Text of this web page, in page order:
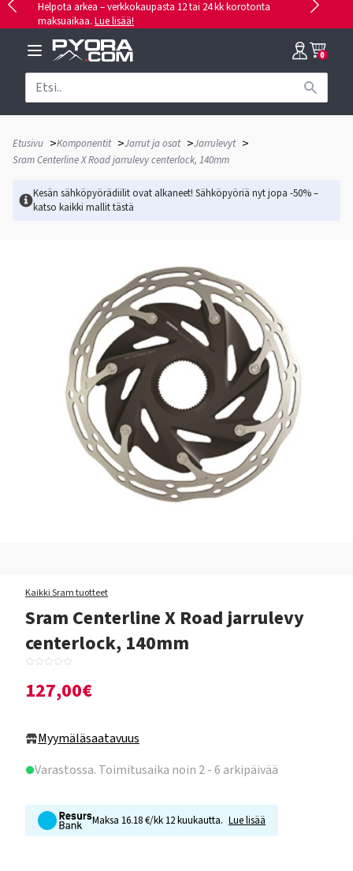
Helpota arkea – verkkokaupasta 12 tai 24 kk korotonta
maksuaikaa. Lue lisää!
0
Etusivu >Komponentit >Jarrut ja osat >Jarrulevyt >
Sram Centerline X Road jarrulevy centerlock, 140mm
Kesän sähköpyörädiilit ovat alkaneet! Sähköpyöriä nyt jopa -50% –
katso kaikki mallittästä
Kaikki Sram tuotteet
Sram Centerline X Road jarrulevy
centerlock, 140mm
127,00€
Myymäläsaatavuus
Varastossa. Toimitusaika noin 2 - 6 arkipäivää
Maksa 16.18 €/kk 12 kuukautta. Lue lisää